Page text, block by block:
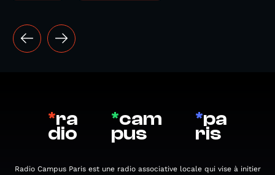
*ra
dio
*cam
pus
*pa
ris
Radio Campus Paris est une radio associative locale qui vise à initier